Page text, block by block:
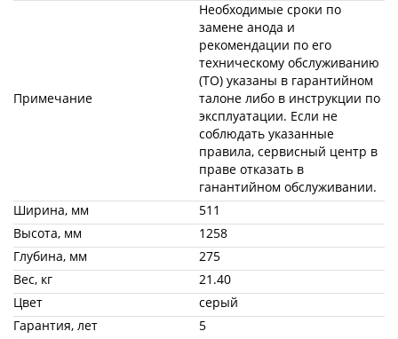
Примечание
Необходимые сроки по
замене анода и
рекомендации по его
техническому обслуживанию
(ТО) указаны в гарантийном
талоне либо в инструкции по
эксплуатации. Если не
соблюдать указанные
правила, сервисный центр в
праве отказать в
ганантийном обслуживании.
Ширина, мм
511
Высота, мм
1258
Глубина, мм
275
Вес, кг
21.40
Цвет
серый
Гарантия, лет
5